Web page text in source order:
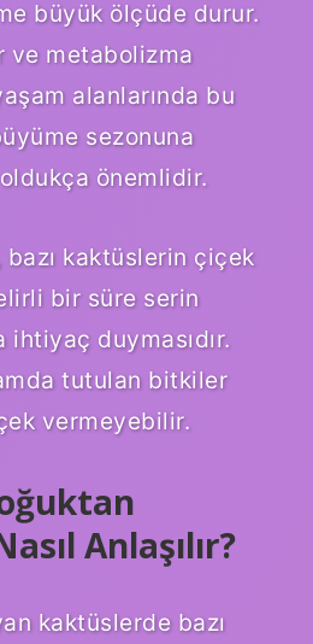
büyük ölçüde durur.
ve metabolizma
alanlarında bu
sezonuna
önemlidir.
kaktüslerin çiçek
bir süre serin
duymasıdır.
tutulan bitkiler
vermeyebilir.
Anlaşılır?
kaktüslerde bazı